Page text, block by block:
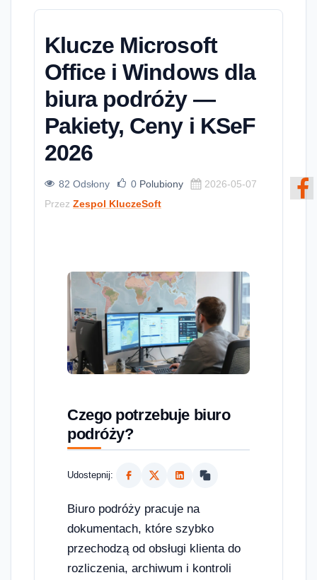
Klucze Microsoft
Office i Windows dla
biura podróży —
Pakiety, Ceny i KSeF
2026
82 Odsłony 0 Polubiony
2026-05-07
Przez Zespol KluczeSoft
Czego potrzebuje biuro
podróży?
Udostepnij:
Biuro podróży pracuje na
dokumentach, które szybko
przechodzą od obsługi klienta do
rozliczenia, archiwum i kontroli